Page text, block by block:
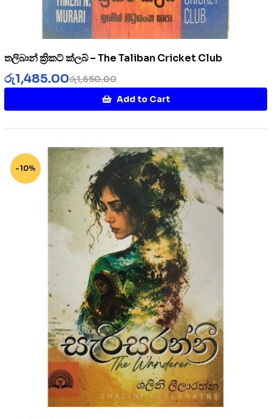
තලිබාන් ක්‍රිකට් ක්ලබ් – The Taliban Cricket Club
රු1,650.00
රු1,485.00
Add to Cart
-10%